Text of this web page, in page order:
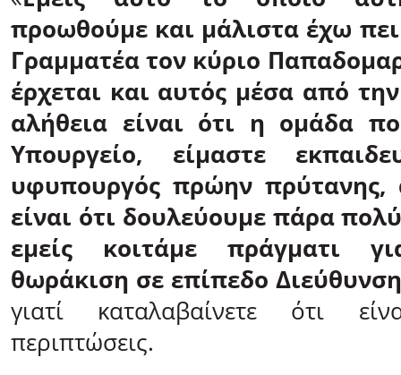
προωθούμε και μάλιστα έχω πει
Γραμματέα τον κύριο
έρχεται και αυτός μέσα από
αλήθεια είναι ότι η ομάδα
Υπουργείο, είμαστε
υφυπουργός πρώην πρύτανης,
είναι ότι δουλεύουμε πάρα
εμείς κοιτάμε πράγματι
θωράκιση σε επίπεδο
γιατί καταλαβαίνετε ότι
περιπτώσεις.